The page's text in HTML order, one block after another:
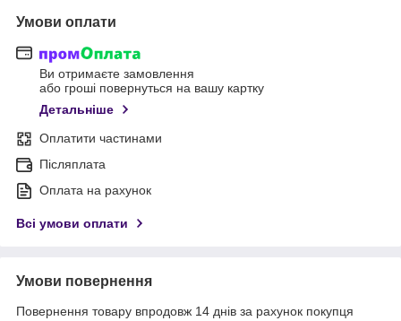
Умови оплати
Ви отримаєте замовлення
або гроші повернуться на вашу картку
Детальніше
Оплатити частинами
Післяплата
Оплата на рахунок
Всі умови оплати
Умови повернення
Повернення товару впродовж 14 днів за рахунок покупця